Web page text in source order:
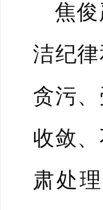
焦
洁纪
贪污
收敛
肃处